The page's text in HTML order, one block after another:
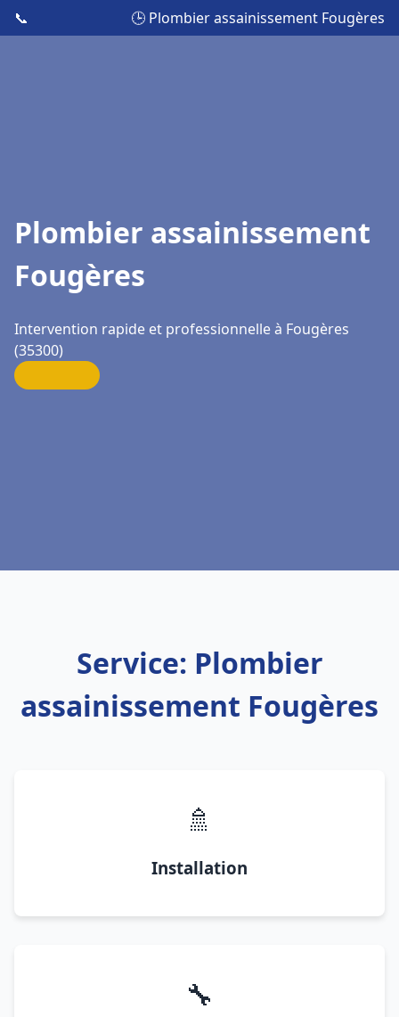
📞 🕒 Plombier assainissement Fougères
Plombier assainissement
Fougères
Intervention rapide et professionnelle à Fougères
(35300)
Service: Plombier
assainissement Fougères
🚿
Installation
🔧